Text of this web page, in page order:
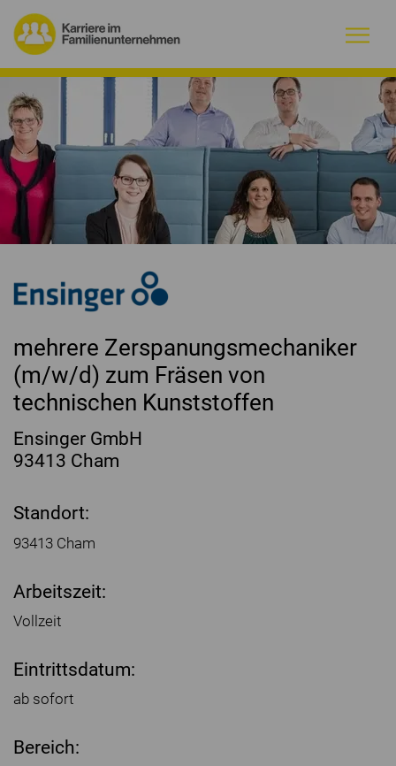
Warum Familienunternehmen?
Firmenprofile
Jobs
Magazin
Initiative
Kontakt
mehrere Zerspanungsmechaniker
(m/w/d) zum Fräsen von
technischen Kunststoffen
Ensinger GmbH
93413 Cham
Standort:
93413 Cham
Arbeitszeit:
Vollzeit
Eintrittsdatum:
ab sofort
Bereich: